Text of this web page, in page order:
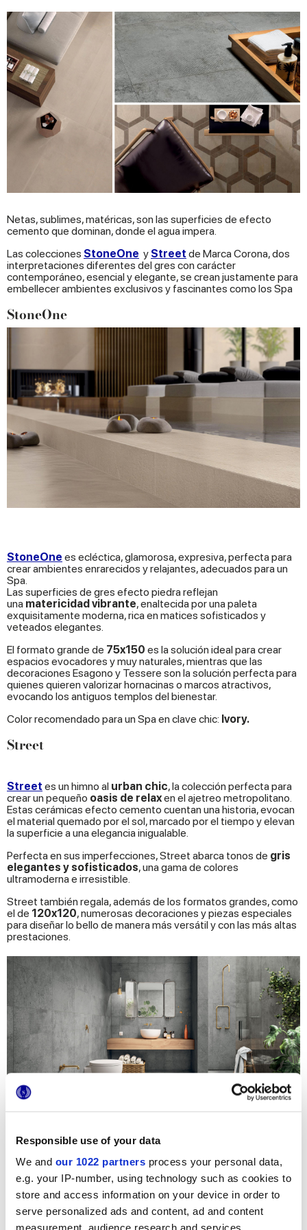
Responsible use of your data
We and our 1022 partners process your personal data,
e.g. your IP-number, using technology such as cookies to
store and access information on your device in order to
serve personalized ads and content, ad and content
Netas, sublimes, matéricas, son las superficies de efecto
cemento que dominan, donde el agua impera.
Las colecciones StoneOne y Street de Marca Corona, dos
interpretaciones diferentes del gres con carácter
contemporáneo, esencial y elegante, se crean justamente para
embellecer ambientes exclusivos y fascinantes como los Spa
StoneOne
StoneOne es ecléctica, glamorosa, expresiva, perfecta para
crear ambientes enrarecidos y relajantes, adecuados para un
Spa.
Las superficies de gres efecto piedra reflejan
una matericidad vibrante, enaltecida por una paleta
exquisitamente moderna, rica en matices sofisticados y
veteados elegantes.
El formato grande de 75x150 es la solución ideal para crear
espacios evocadores y muy naturales, mientras que las
decoraciones Esagono y Tessere son la solución perfecta para
quienes quieren valorizar hornacinas o marcos atractivos,
evocando los antiguos templos del bienestar.
Color recomendado para un Spa en clave chic: Ivory.
Street
Street es un himno al urban chic, la colección perfecta para
crear un pequeño oasis de relaxen el ajetreo metropolitano.
Estas cerámicas efecto cemento cuentan una historia, evocan
el material quemado por el sol, marcado por el tiempo y elevan
la superficie a una elegancia inigualable.
Perfecta en sus imperfecciones, Street abarca tonos de gris
elegantes y sofisticados, una gama de colores
ultramoderna e irresistible.
Street también regala, además de los formatos grandes, como
el de 120x120, numerosas decoraciones y piezas especiales
para diseñar lo bello de manera más versátil y con las más altas
prestaciones.
Convierte tu baño en un Spacon las
inspiraciones de Marca Corona.
Contáctanos para más información